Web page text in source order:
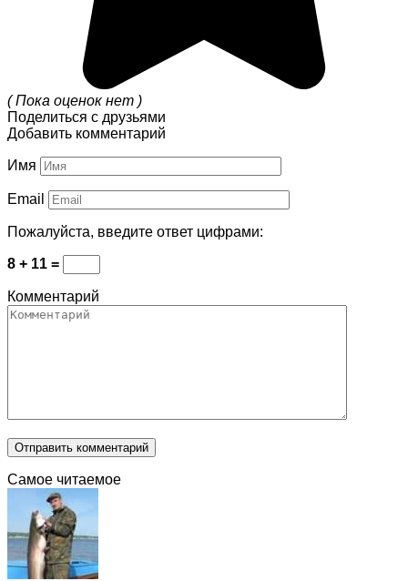
( Пока оценок нет )
Поделиться с друзьями
Добавить комментарий
Имя
Email
Пожалуйста, введите ответ цифрами:
8 + 11 =
Комментарий
Самое читаемое